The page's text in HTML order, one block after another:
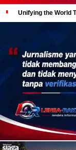
Unifying the World